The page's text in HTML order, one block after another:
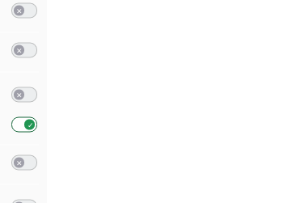
zu Erstellung von Profilen für personalisierte Werbung
zu Verwendung von Profilen zur Auswahl personalisierter Werbung
zu Messung der Werbeleistung
zu Messung der Performance von Inhalten
zu Analyse von Zielgruppen durch Statistiken oder Kombinationen von